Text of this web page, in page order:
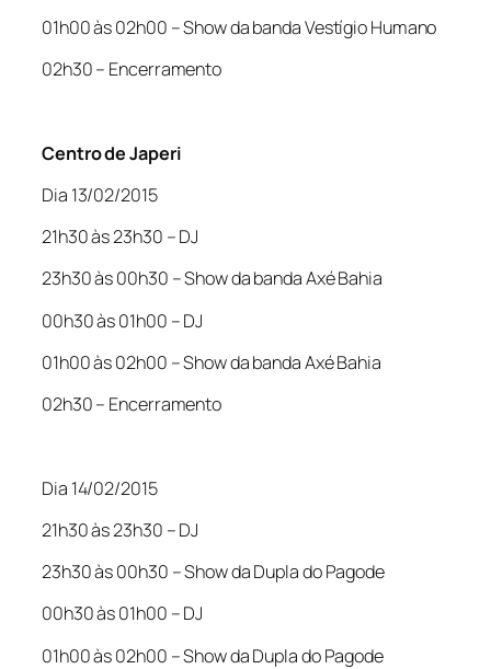
01h00 às 02h00 – Show da banda Vestígio Humano
02h30 – Encerramento
Centro de Japeri
Dia 13/02/2015
21h30 às 23h30 – DJ
23h30 às 00h30 – Show da banda Axé Bahia
00h30 às 01h00 – DJ
01h00 às 02h00 – Show da banda Axé Bahia
02h30 – Encerramento
Dia 14/02/2015
21h30 às 23h30 – DJ
23h30 às 00h30 – Show da Dupla do Pagode
00h30 às 01h00 – DJ
01h00 às 02h00 – Show da Dupla do Pagode